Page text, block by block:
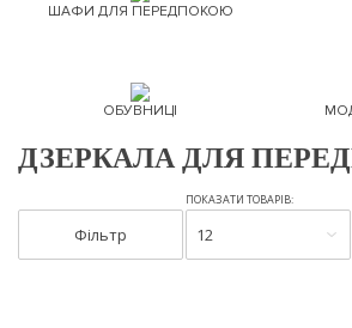
ШАФИ ДЛЯ ПЕРЕДПОКОЮ
ОБУВНИЦІ
ДЗЕРКАЛА ДЛЯ
Фільтр
ПОКАЗАТИ ТОВАРІВ:
12